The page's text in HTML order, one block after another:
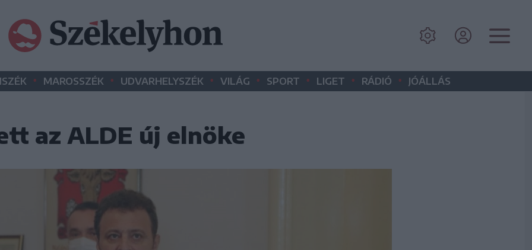
• MAROSSZÉK • UDVARHELYSZÉK • VILÁG • SPORT • LIGET • RÁDIÓ • JÓÁLLÁS
az ALDE új elnöke